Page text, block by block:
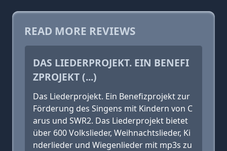
READ MORE REVIEWS
DAS LIEDERPROJEKT. EIN BENEFI
ZPROJEKT (...)
Das Liederprojekt. Ein Benefizprojekt zur
Förderung des Singens mit Kindern von C
arus und SWR2. Das Liederprojekt bietet
über 600 Volkslieder, Weihnachtslieder, Ki
nderlieder und Wiegenlieder mit mp3s zu